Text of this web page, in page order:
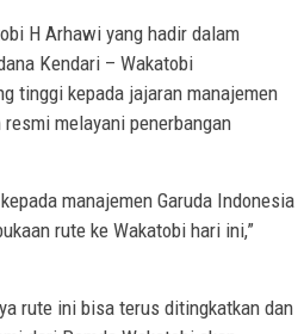
H Arhawi yang hadir dalam
Kendari – Wakatobi
tinggi kepada jajaran manajemen
melayani penerbangan
manajemen Garuda Indonesia
rute ke Wakatobi hari ini,”
rute ini bisa terus ditingkatkan dan